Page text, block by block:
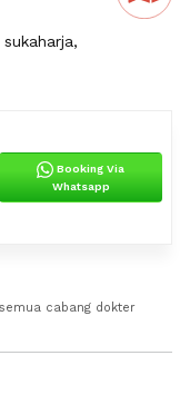
Booking Via
Whatsapp
cabang dokter